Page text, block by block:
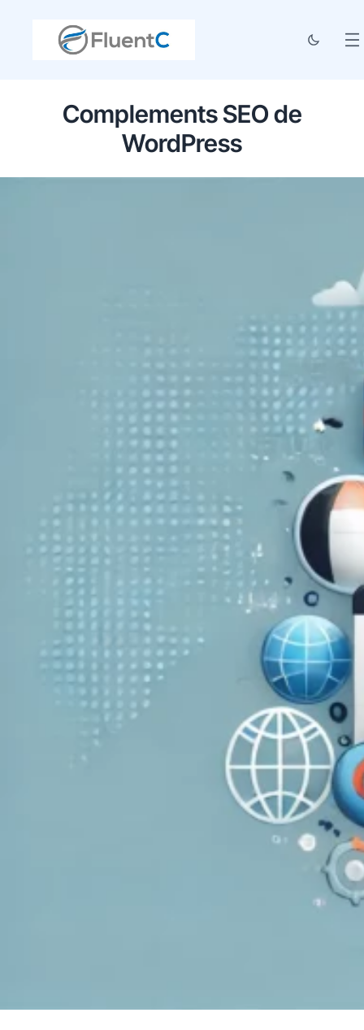
Complements SEO de
WordPress